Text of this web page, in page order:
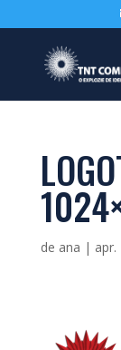
de ana | apr.